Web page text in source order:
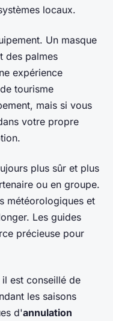
locaux.
Un masque
des palmes
expérience
tourisme
mais si vous
votre propre
plus sûr et plus
ou en groupe.
météorologiques et
Les guides
précieuse pour
est conseillé de
les saisons
d'annulation